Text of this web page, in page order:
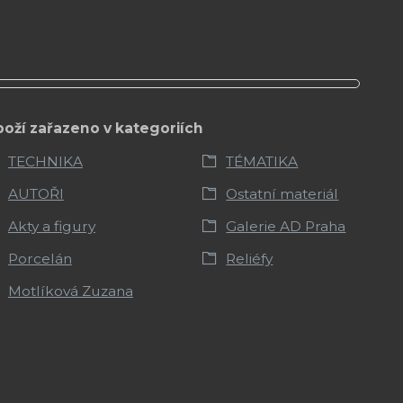
zařazeno v kategoriích
TECHNIKA
TÉMATIKA
AUTOŘI
Ostatní materiál
Akty a figury
Galerie AD Praha
Porcelán
Reliéfy
Motlíková Zuzana